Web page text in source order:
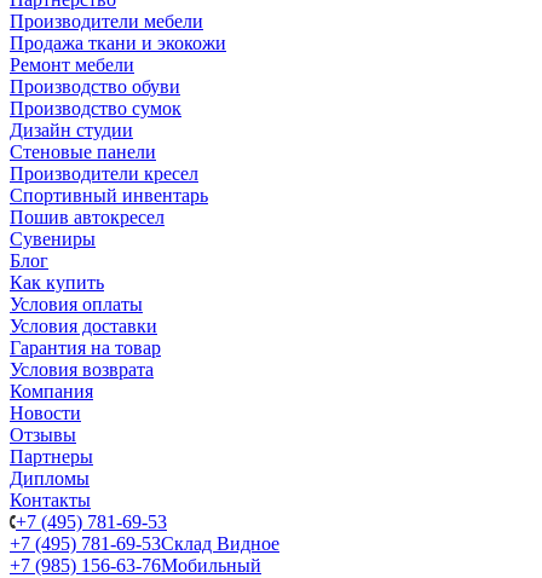
Производители мебели
Продажа ткани и экокожи
Ремонт мебели
Производство обуви
Производство сумок
Дизайн студии
Стеновые панели
Производители кресел
Спортивный инвентарь
Пошив автокресел
Сувениры
Блог
Как купить
Условия оплаты
Условия доставки
Гарантия на товар
Условия возврата
Компания
Новости
Отзывы
Партнеры
Дипломы
Контакты
+7 (495) 781-69-53
+7 (495) 781-69-53Склад Видное
+7 (985) 156-63-76Мобильный